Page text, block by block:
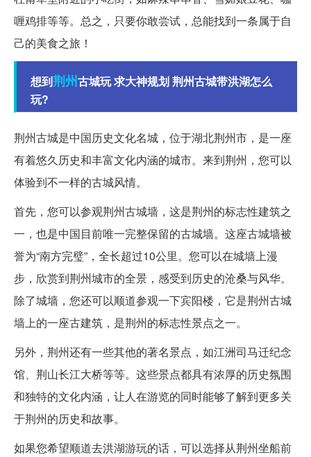
喱鸡排等等。总之，只要你敢尝试，总能找到一条属于自
己的美食之旅！
想到荆州古城玩 求大神规划 荆州古城带洪湖怎么
玩?
荆州古城是中国历史文化名城，位于湖北荆州市，是一座
有着悠久历史和丰富文化内涵的城市。来到荆州，您可以
体验到不一样的古城风情。
首先，您可以参观荆州古城墙，这是荆州的标志性建筑之
一，也是中国目前唯一完整保留的古城墙。这座古城墙被
誉为“南方完璧”，全长超过10公里。您可以在城墙上漫
步，欣赏到荆州城市的全景，感受到历史的沧桑与风华。
除了城墙，您还可以顺道参观一下宾阳楼，它是荆州古城
墙上的一座古建筑，是荆州的标志性景点之一。
另外，荆州还有一些其他的著名景点，如江洲司马迁纪念
馆、荆山长江大桥等等。这些景点都具有浓厚的历史氛围
和独特的文化内涵，让人在游览的同时能够了解到更多关
于荆州的历史和故事。
如果您希望顺道去洪湖游玩的话，可以选择从荆州坐船前